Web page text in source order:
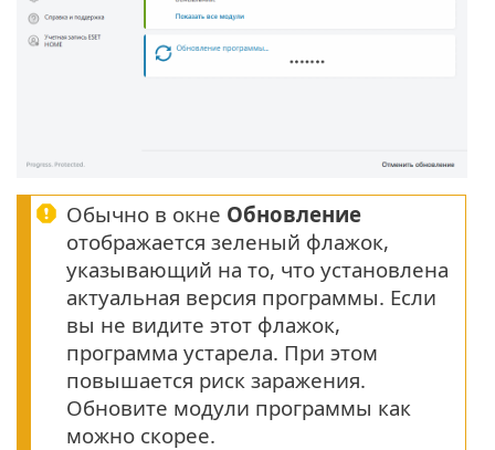
Обычно в окне Обновление
отображается зеленый флажок,
указывающий на то, что установлена
актуальная версия программы. Если
вы не видите этот флажок,
программа устарела. При этом
повышается риск заражения.
Обновите модули программы как
можно скорее.